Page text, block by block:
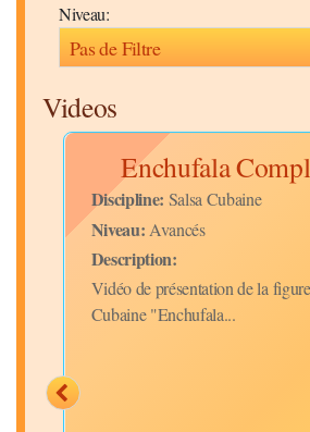
Niveau:
Videos
Enchufala
Discipline: Salsa Cubaine
Niveau: Avancés
Description:
Vidéo de présentation de la
Cubaine "Enchufala...